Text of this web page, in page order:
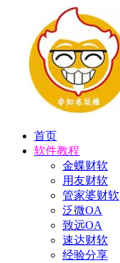
首页
软件教程
金蝶财软
用友财软
管家婆财软
泛微OA
致远OA
速达财软
经验分享